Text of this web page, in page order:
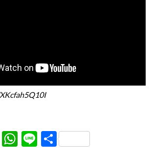
EmailWhatsApp
LineShare